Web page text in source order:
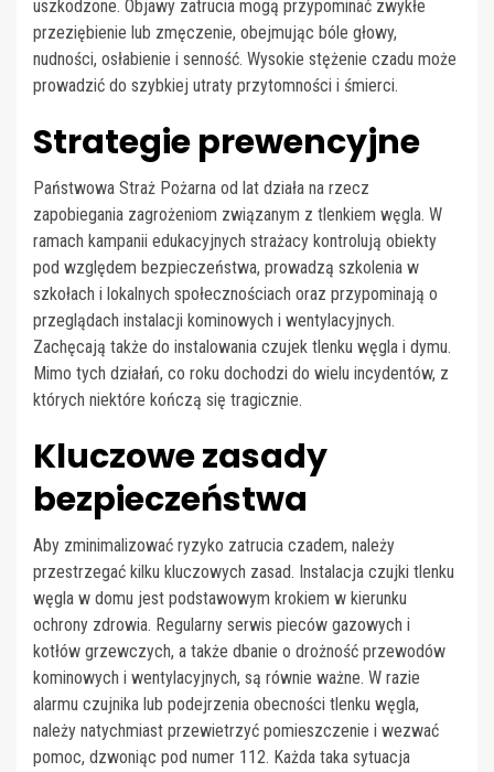
uszkodzone. Objawy zatrucia mogą przypominać zwykłe
przeziębienie lub zmęczenie, obejmując bóle głowy,
nudności, osłabienie i senność. Wysokie stężenie czadu może
prowadzić do szybkiej utraty przytomności i śmierci.
Strategie prewencyjne
Państwowa Straż Pożarna od lat działa na rzecz
zapobiegania zagrożeniom związanym z tlenkiem węgla. W
ramach kampanii edukacyjnych strażacy kontrolują obiekty
pod względem bezpieczeństwa, prowadzą szkolenia w
szkołach i lokalnych społecznościach oraz przypominają o
przeglądach instalacji kominowych i wentylacyjnych.
Zachęcają także do instalowania czujek tlenku węgla i dymu.
Mimo tych działań, co roku dochodzi do wielu incydentów, z
których niektóre kończą się tragicznie.
Kluczowe zasady
bezpieczeństwa
Aby zminimalizować ryzyko zatrucia czadem, należy
przestrzegać kilku kluczowych zasad. Instalacja czujki tlenku
węgla w domu jest podstawowym krokiem w kierunku
ochrony zdrowia. Regularny serwis pieców gazowych i
kotłów grzewczych, a także dbanie o drożność przewodów
kominowych i wentylacyjnych, są równie ważne. W razie
alarmu czujnika lub podejrzenia obecności tlenku węgla,
należy natychmiast przewietrzyć pomieszczenie i wezwać
pomoc, dzwoniąc pod numer 112. Każda taka sytuacja